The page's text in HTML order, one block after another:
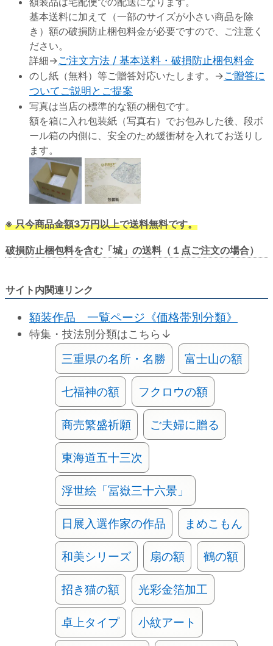
基本送料に加えて（一部のサイズが小さい商品を除
き）額の破損防止梱包料金が必要ですので、ご注意く
ださい。
詳細→ご注文方法 / 基本送料・破損防止梱包料金
のし紙（無料）等ご贈答対応いたします。→ご贈答に
ついてご説明とご提案
写真は当店の標準的な額の梱包です。
額を箱に入れ包装紙（写真右）でお包みした後、段ボ
ール箱の内側に、安全のため緩衝材を入れてお送りし
ます。
※ 只今商品金額3万円以上で送料無料です。
破損防止梱包料を含む「城」の送料（１点ご注文の場合）
サイト内関連リンク
額装作品 一覧ページ《価格帯別分類》
特集・技法別分類はこちら↓
三重県の名所・名勝 富士山の額
七福神の額 フクロウの額
商売繁盛祈願 ご夫婦に贈る
東海道五十三次
浮世絵「冨嶽三十六景」
日展入選作家の作品 まめこもん
和美シリーズ 扇の額 鶴の額
招き猫の額 光彩金箔加工
卓上タイプ 小紋アート